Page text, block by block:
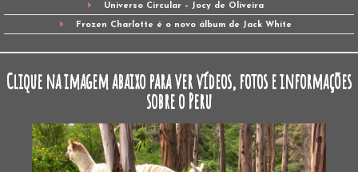
Universo Circular – Jocy de Oliveira
Frozen Charlotte é o novo álbum de Jack White
Clique na imagem abaixo para ver vídeos, fotos e informações
sobre o Peru